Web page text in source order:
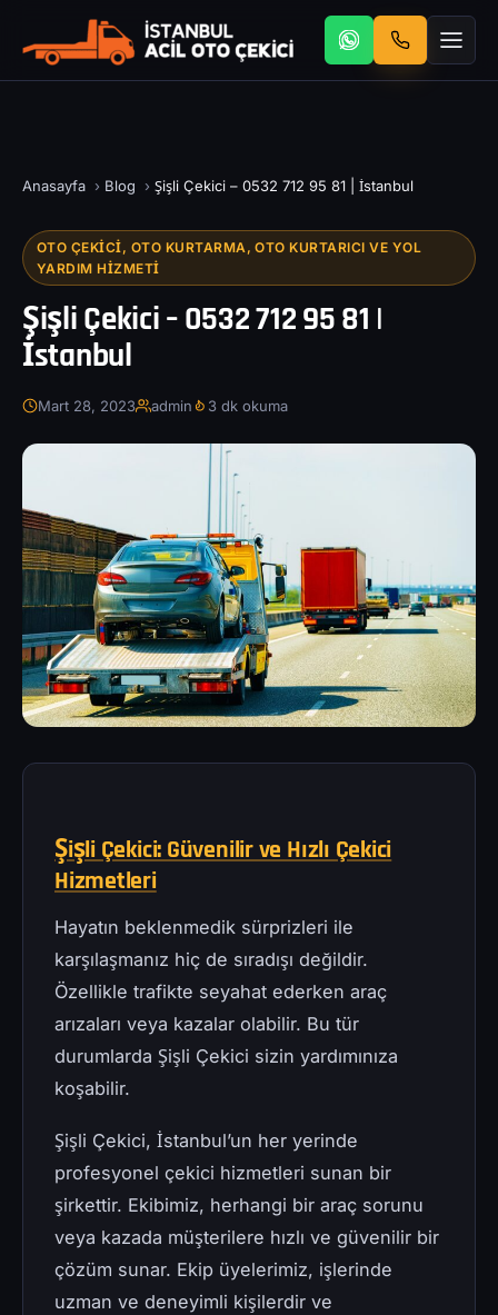
Anasayfa › Blog › Şişli Çekici – 0532 712 95 81 | İstanbul
OTO ÇEKICI, OTO KURTARMA, OTO KURTARICI VE YOL
YARDIM HIZMETI
Şişli Çekici – 0532 712 95 81 |
İstanbul
Mart 28, 2023 admin 3 dk okuma
Şişli Çekici: Güvenilir ve Hızlı Çekici
Hizmetleri
Hayatın beklenmedik sürprizleri ile
karşılaşmanız hiç de sıradışı değildir.
Özellikle trafikte seyahat ederken araç
arızaları veya kazalar olabilir. Bu tür
durumlarda Şişli Çekici sizin yardımınıza
koşabilir.
Şişli Çekici, İstanbul’un her yerinde
profesyonel çekici hizmetleri sunan bir
şirkettir. Ekibimiz, herhangi bir araç sorunu
veya kazada müşterilere hızlı ve güvenilir bir
çözüm sunar. Ekip üyelerimiz, işlerinde
uzman ve deneyimli kişilerdir ve